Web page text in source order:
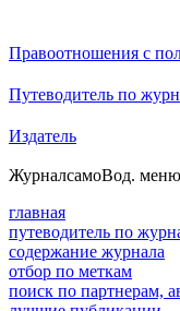
Правоотношения с
Путеводитель по
Издатель
ЖурналсамоВод. меню
главная
путеводитель по
содержание журнала
отбор по меткам
поиск по партнерам,